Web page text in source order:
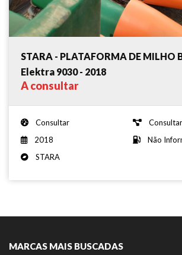
STARA - PLATAFORMA DE MILHO
Elektra 9030 - 2018
A consultar
Consultar
Consultar
2018
Não
STARA
MARCAS MAIS BUSCADAS